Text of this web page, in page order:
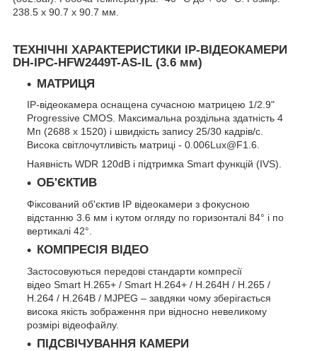
238.5 х 90.7 х 90.7 мм.
ТЕХНІЧНІ ХАРАКТЕРИСТИКИ IP-ВІДЕОКАМЕРИ
DH-IPC-HFW2449T-AS-IL (3.6 мм)
МАТРИЦЯ
IP-відеокамера оснащена сучасною матрицею 1/2.9"
Progressive CMOS. Максимальна роздільна здатність 4
Мп (2688 х 1520) і швидкість запису 25/30 кадрів/с.
Висока світлочутливість матриці - 0.006Lux@F1.6.
Наявність WDR 120dB і підтримка Smart функцій (IVS).
ОБ'ЄКТИВ
Фіксований об'єктив IP відеокамери з фокусною
відстанню 3.6 мм і кутом огляду по горизонталі 84° і по
вертикалі 42°.
КОМПРЕСІЯ ВІДЕО
Застосовуються передові стандарти компресії
відео Smart H.265+ / Smart H.264+ / H.264H / H.265 /
H.264 / H.264B / MJPEG – завдяки чому зберігається
висока якість зображення при відносно невеликому
розмірі відеофайлу.
ПІДСВІЧУВАННЯ КАМЕРИ